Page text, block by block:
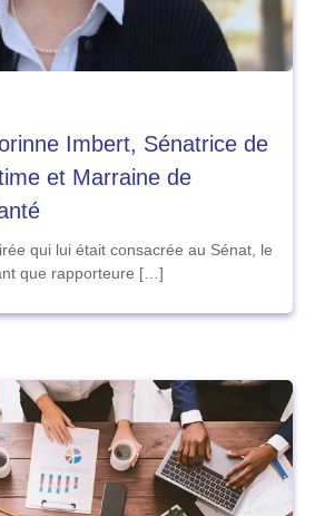
Imbert, Sénatrice de
et Marraine de
qui lui était consacrée au Sénat, le
que rapporteure […]